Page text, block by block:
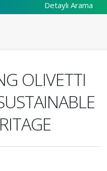
Detaylı Arama
OLIVETTI